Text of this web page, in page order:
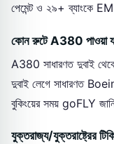
পেমেন্ট ও ২৯+ ব্যাংকে
কোন রুটে A380 পাওয়া
A380 সাধারণত দুবাই
দুবাই লেগে সাধারণত
বুকিংয়ের সময় goFLY
যুক্তরাজ্য/যুক্তরাষ্ট্রের